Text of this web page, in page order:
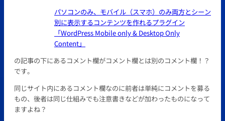
パソコンのみ、モバイル（スマホ）のみ両方とシーン
別に表示するコンテンツを作れるプラグイン
「WordPress Mobile only & Desktop Only
Content」
の記事の下にあるコメント欄がコメント欄とは別のコメント欄！？
です。
同じサイト内にあるコメント欄なのに前者は単純にコメントを募る
もの、後者は同じ仕組みでも注意書きなどが加わったものになって
ますよね？